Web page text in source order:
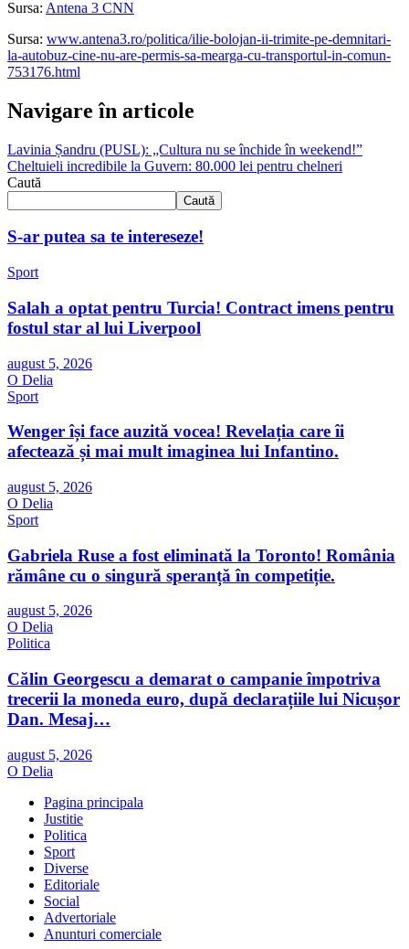
Sursa: Antena 3 CNN
Sursa: www.antena3.ro/politica/ilie-bolojan-ii-trimite-pe-demnitari-
la-autobuz-cine-nu-are-permis-sa-mearga-cu-transportul-in-comun-
753176.html
Navigare în articole
Lavinia Șandru (PUSL): „Cultura nu se închide în weekend!”
Cheltuieli incredibile la Guvern: 80.000 lei pentru chelneri
Caută
Caută
S-ar putea sa te intereseze!
Sport
Salah a optat pentru Turcia! Contract imens pentru
fostul star al lui Liverpool
august 5, 2026
O Delia
Sport
Wenger își face auzită vocea! Revelația care îi
afectează și mai mult imaginea lui Infantino.
august 5, 2026
O Delia
Sport
Gabriela Ruse a fost eliminată la Toronto! România
rămâne cu o singură speranță în competiție.
august 5, 2026
O Delia
Politica
Călin Georgescu a demarat o campanie împotriva
trecerii la moneda euro, după declarațiile lui Nicușor
Dan. Mesaj…
august 5, 2026
O Delia
Pagina principala
Justitie
Politica
Sport
Diverse
Editoriale
Social
Advertoriale
Anunturi comerciale